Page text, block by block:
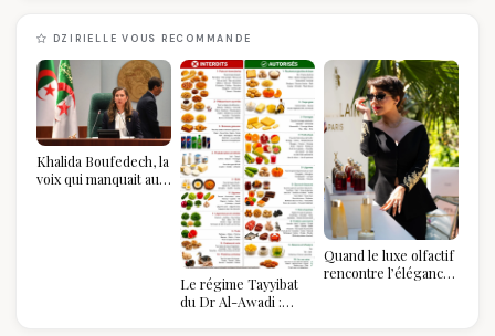
DZIRIELLE VOUS RECOMMANDE
Khalida Boufedech, la
voix qui manquait au
Le régime Tayyibat
du Dr Al-Awadi :
Quand le luxe olfactif
rencontre l’élégance